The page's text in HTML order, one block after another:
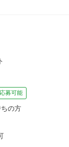
募可能
の方